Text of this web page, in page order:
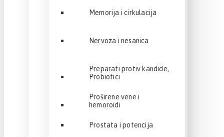
Memorija i cirkulacija
Nervoza i nesanica
Preparati protiv kandide,
Probiotici
Proširene vene i
hemoroidi
Prostata i potencija